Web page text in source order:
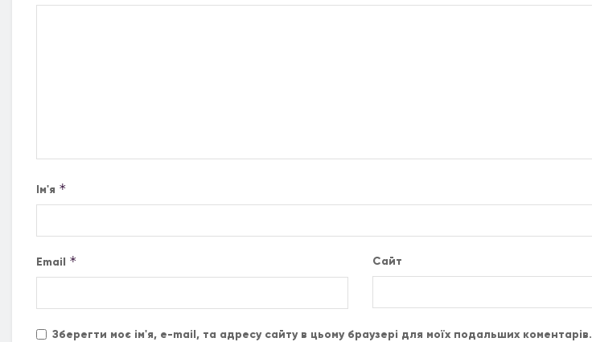
Ім'я *
Email * Сайт
Зберегти моє ім'я, e-mail, та адресу сайту в цьому браузері для моїх подальших коментарів.